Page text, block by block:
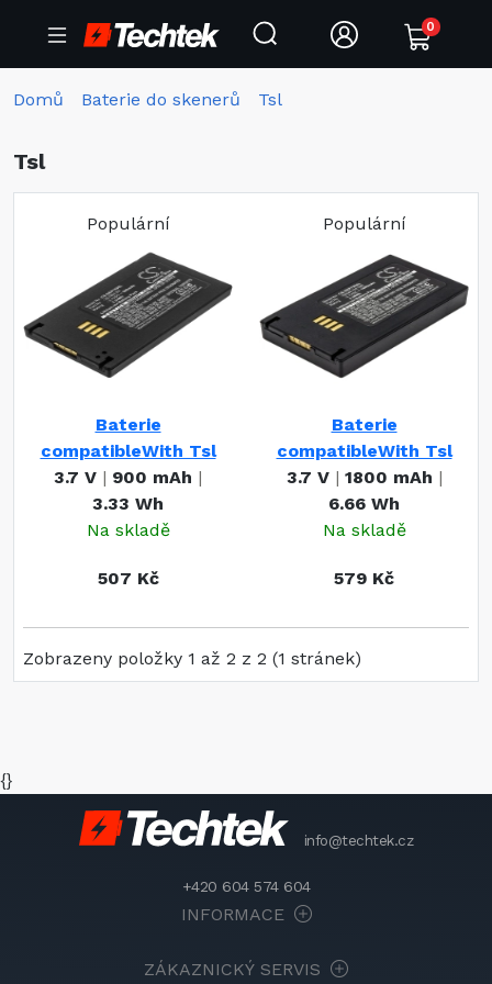
0
Domů Baterie do skenerů Tsl
Tsl
Populární
Baterie
compatibleWith Tsl
3.7 V | 900 mAh |
3.33 Wh
Na skladě
507 Kč
Populární
Baterie
compatibleWith Tsl
3.7 V | 1800 mAh |
6.66 Wh
Na skladě
579 Kč
Zobrazeny položky 1 až 2 z 2 (1 stránek)
{}
info@techtek.cz
+420 604 574 604
INFORMACE
ZÁKAZNICKÝ SERVIS